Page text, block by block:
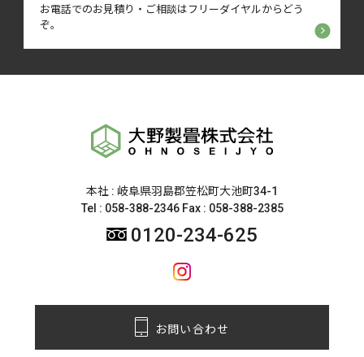
お電話でのお見積り・ご相談はフリーダイヤルからどう
ぞ。
本社 : 岐阜県羽島郡笠松町大池町34-1
Tel : 058-388-2346 Fax : 058-388-2385
0120-234-625
お問い合わせ